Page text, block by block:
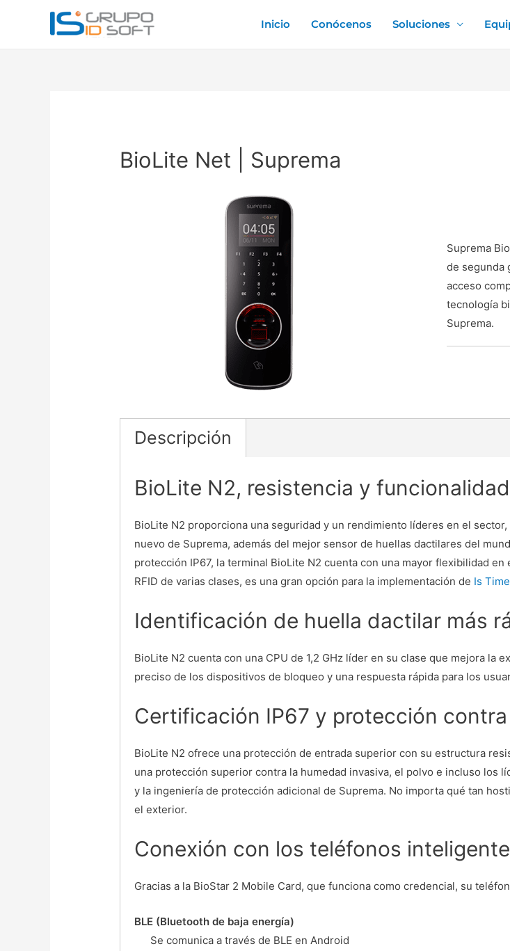
Inicio Conócenos Soluciones
BioLite Net | Suprema
Suprema
de segunda
acceso
tecnología
Suprema.
Descripción
BioLite N2, resistencia y funcionalidad
BioLite N2 proporciona una seguridad y un rendimiento líderes en el
nuevo de Suprema, además del mejor sensor de huellas dactilares del
protección IP67, la terminal BioLite N2 cuenta con una mayor flexibilidad
RFID de varias clases, es una gran opción para la implementación de Is Time
Identificación de huella dactilar más
BioLite N2 cuenta con una CPU de 1,2 GHz líder en su clase que mejora la
preciso de los dispositivos de bloqueo y una respuesta rápida para los
Certificación IP67 y protección
BioLite N2 ofrece una protección de entrada superior con su estructura
una protección superior contra la humedad invasiva, el polvo e incluso los
y la ingeniería de protección adicional de Suprema. No importa qué tan
el exterior.
Conexión con los teléfonos
Gracias a la BioStar 2 Mobile Card, que funciona como credencial, su
BLE (Bluetooth de baja energía)
Se comunica a través de BLE en Android